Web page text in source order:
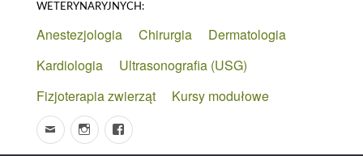
WETERYNARYJNYCH:
Anestezjologia Chirurgia
Dermatologia
Kardiologia
Ultrasonografia (USG)
Fizjoterapia zwierząt
Kursy modułowe
Email InstagramFacebook